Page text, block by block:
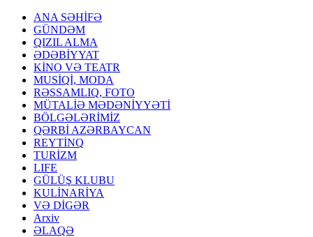
ANA SƏHİFƏ
GÜNDƏM
QIZIL ALMA
ƏDƏBİYYAT
KİNO VƏ TEATR
MUSİQİ, MODA
RƏSSAMLIQ, FOTO
MÜTALİƏ MƏDƏNİYYƏTİ
BÖLGƏLƏRİMİZ
QƏRBİ AZƏRBAYCAN
REYTİNQ
TURİZM
LIFE
GÜLÜŞ KLUBU
KULİNARİYA
VƏ DİGƏR
Arxiv
ƏLAQƏ